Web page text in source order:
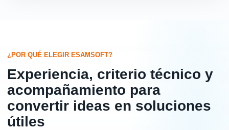
¿POR QUÉ ELEGIR ESAMSOFT?
Experiencia, criterio técnico y
acompañamiento para
convertir ideas en soluciones
útiles